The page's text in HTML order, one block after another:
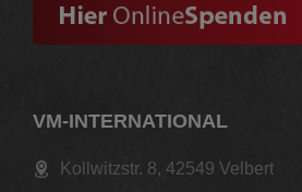
VM-INTERNATIONAL
Kollwitzstr. 8, 42549 Velbert